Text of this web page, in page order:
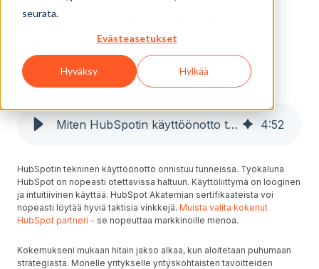
seurata.
Evästeasetukset
Hyväksy Hylkää
käyttöönotto tehdään
kerralla oikein?
ByJouni Koistinen
Miten HubSpotin käyttöönotto tehdään kerralla oikein? 4:52
HubSpotin tekninen käyttöönotto onnistuu tunneissa. Työkaluna
HubSpot on nopeasti otettavissa haltuun. Käyttöliittymä on looginen
ja intuitiivinen käyttää. HubSpot Akatemian sertifikaateista voi
nopeasti löytää hyviä taktisia vinkkejä. Muista valita kokenut
HubSpot partneri - se nopeuttaa markkinoille menoa.
Kokemukseni mukaan hitain jakso alkaa, kun aloitetaan puhumaan
strategiasta. Monelle yritykselle yrityskohtaisten tavoitteiden